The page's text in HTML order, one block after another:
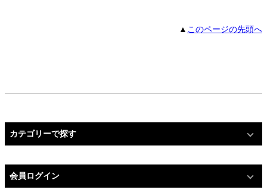
▲ このページの先頭へ
カテゴリーで探す
会員ログイン